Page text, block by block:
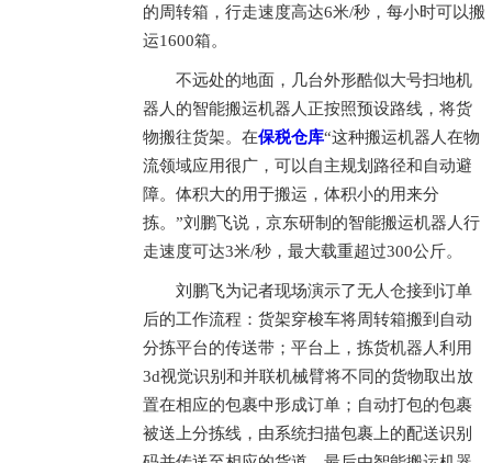
的周转箱，行走速度高达6米/秒，每小时可以搬
运1600箱。
不远处的地面，几台外形酷似大号扫地机
器人的智能搬运机器人正按照预设路线，将货
物搬往货架。在保税仓库“这种搬运机器人在物
流领域应用很广，可以自主规划路径和自动避
障。体积大的用于搬运，体积小的用来分
拣。”刘鹏飞说，京东研制的智能搬运机器人行
走速度可达3米/秒，最大载重超过300公斤。
刘鹏飞为记者现场演示了无人仓接到订单
后的工作流程：货架穿梭车将周转箱搬到自动
分拣平台的传送带；平台上，拣货机器人利用
3d视觉识别和并联机械臂将不同的货物取出放
置在相应的包裹中形成订单；自动打包的包裹
被送上分拣线，由系统扫描包裹上的配送识别